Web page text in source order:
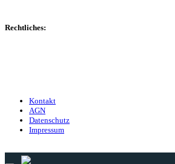
Rechtliches:
Kontakt
AGN
Datenschutz
Impressum